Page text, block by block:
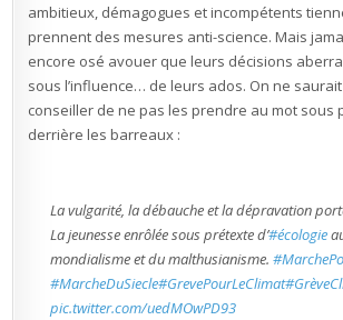
ambitieux, démagogues et incompétents
prennent des mesures anti-science. Mais
encore osé avouer que leurs décisions
sous l’influence… de leurs ados. On ne
conseiller de ne pas les prendre au mot sous
derrière les barreaux :
La vulgarité, la débauche et la dépravation
La jeunesse enrôlée sous prétexte d’#écologie
mondialisme et du malthusianisme.
#MarcheDuSiecle#GrevePourLeClimat
pic.twitter.com/uedMOwPD93